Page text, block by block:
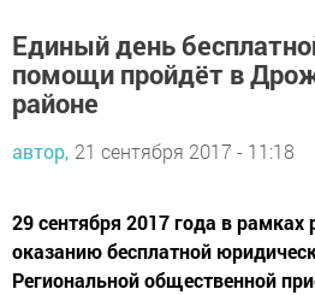
Единый день
помощи пройдёт в
районе
автор, 21 сентября 2017 - 11:18
29 сентября 2017 года в рамках
оказанию бесплатной
Региональной общественной